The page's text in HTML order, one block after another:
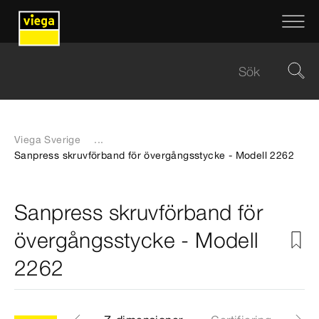
Viega Sverige
...
Sanpress skruvförband för övergångsstycke - Modell 2262
Sanpress skruvförband för
övergångsstycke - Modell
2262